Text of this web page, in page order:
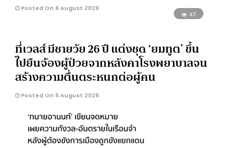
Posted On 6 August 2026
47
ที่เวลส์ มีชายวัย 26 ปี แต่งชุด ‘ยมทูต’ ขึ้น
ไปยืนจ้องผู้ป่วยจากหลังคาโรงพยาบาลจน
สร้างความตื่นตระหนกต่อผู้คน
Posted On 5 August 2026